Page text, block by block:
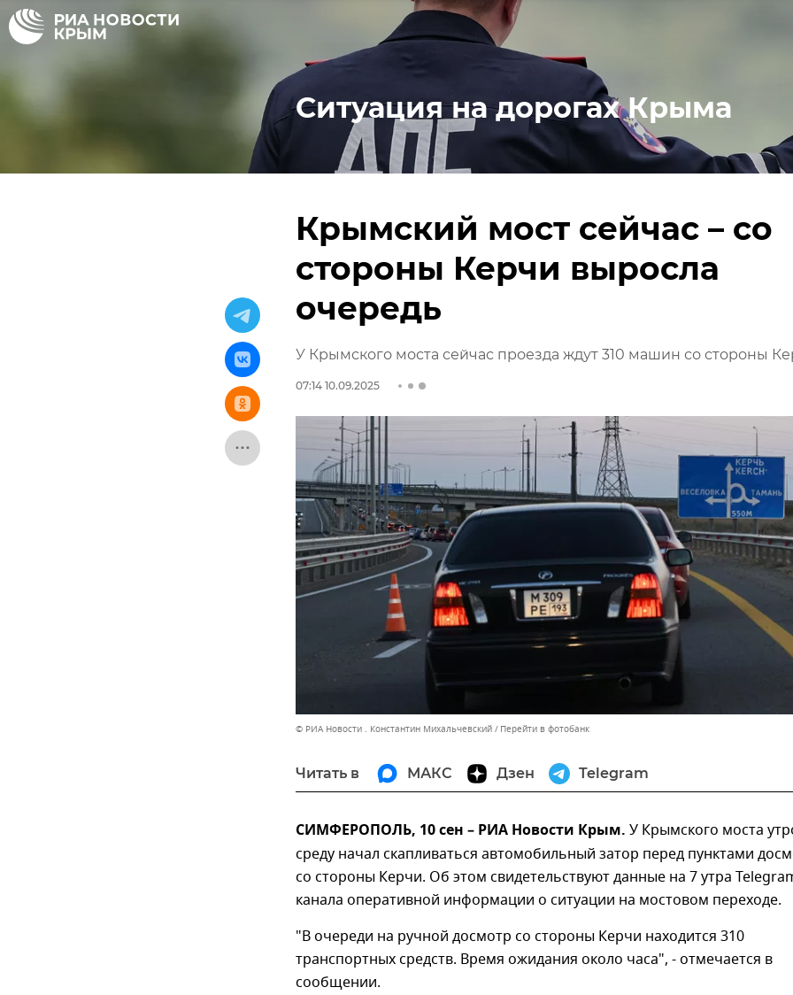
Ситуация на дорогах Крыма
Крымский мост сейчас – со
стороны Керчи выросла
очередь
У Крымского моста сейчас проезда ждут 310 машин со стороны
07:14 10.09.2025
© РИА Новости . Константин Михальчевский Перейти в фотобанк
Читать в МАКС Дзен Telegram
СИМФЕРОПОЛЬ, 10 сен – РИА Новости Крым. У Крымского моста
среду начал скапливаться автомобильный затор перед пунктами
со стороны Керчи. Об этом свидетельствуют данные на 7 утра
канала оперативной информации о ситуации на мостовом переходе.
"В очереди на ручной досмотр со стороны Керчи находится 310
транспортных средств. Время ожидания около часа", - отмечается в
сообщении.